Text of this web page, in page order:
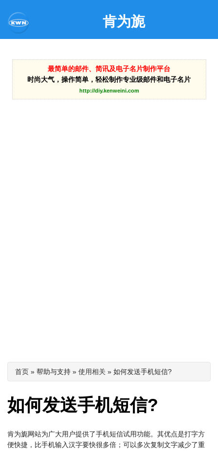
肯为旎
最简单的邮件、简讯及电子名片制作平台
时尚大气，操作简单，轻松制作专业级邮件和电子名片
http://diy.kenweini.com
你在这里
首页 » 帮助与支持 » 使用相关 » 如何发送手机短信?
如何发送手机短信?
肯为旎网站为广大用户提供了手机短信试用功能。其优点是打字方
便快捷，比手机输入汉字要快很多倍；可以多次复制文字减少了重